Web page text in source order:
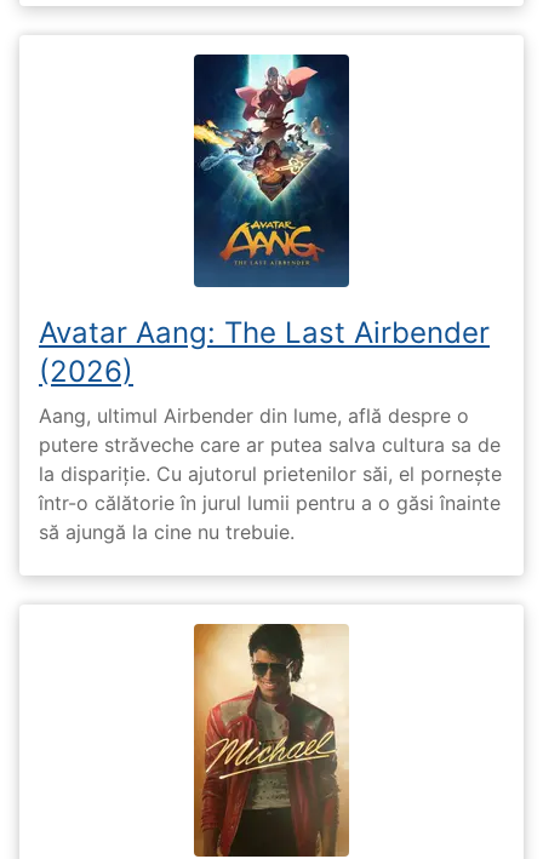
Avatar Aang: The Last Airbender
(2026)
Aang, ultimul Airbender din lume, află despre o
putere străveche care ar putea salva cultura sa de
la dispariție. Cu ajutorul prietenilor săi, el pornește
într-o călătorie în jurul lumii pentru a o găsi înainte
să ajungă la cine nu trebuie.